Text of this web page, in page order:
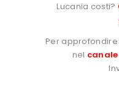
Lucania costi?
Per
nel canale